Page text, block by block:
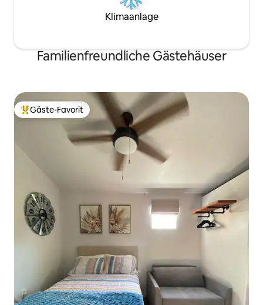
Klimaanlage
Familienfreundliche Gästehäuser
Beliebter Gäste-Favorit.
Gäste-Favorit